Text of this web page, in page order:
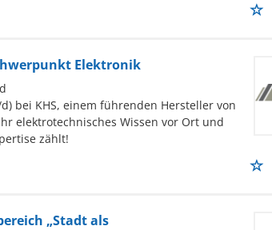
Elektronik
bei KHS, einem führenden Hersteller von
elektrotechnisches Wissen vor Ort und
zählt!
„Stadt als